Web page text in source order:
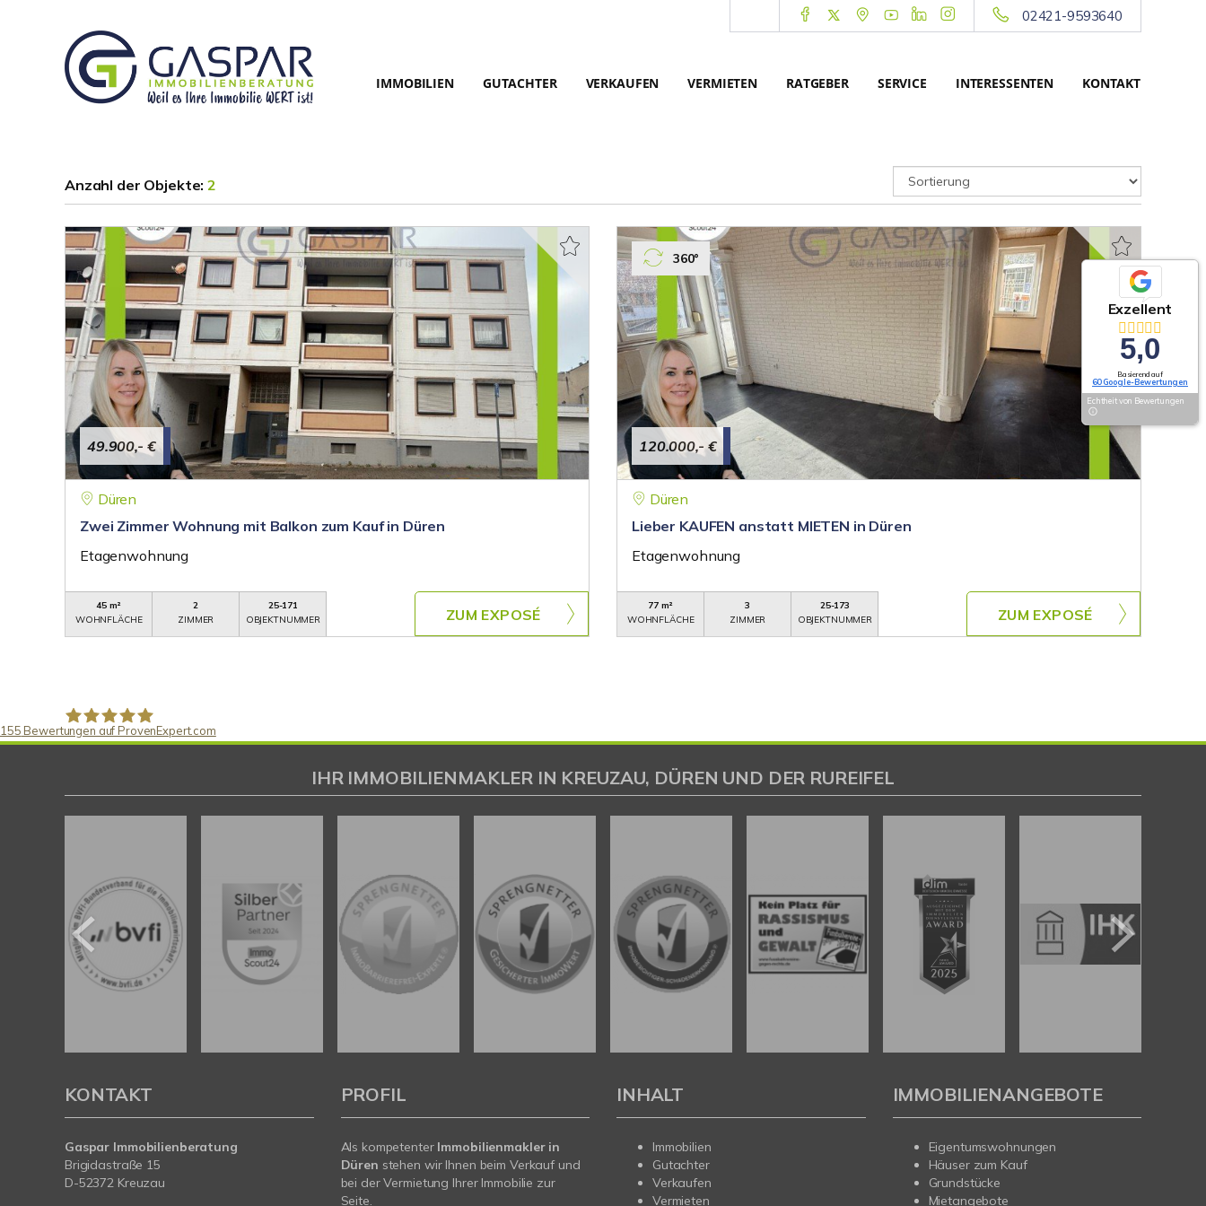
02421-9593640
IMMOBILIEN GUTACHTER VERKAUFEN VERMIETEN RATGEBER SERVICE INTERESSENTEN KONTAKT
Anzahl der Objekte:2
49.900,- €
Düren
Zwei Zimmer Wohnung mit Balkon zum Kauf in Düren
Etagenwohnung
45 m²
WOHNFLÄCHE
2
ZIMMER
25-171
OBJEKTNUMMER
ZUM EXPOSÉ
120.000,- €
360°
Düren
Lieber KAUFEN anstatt MIETEN in Düren
Etagenwohnung
77 m²
WOHNFLÄCHE
3
ZIMMER
25-173
OBJEKTNUMMER
ZUM EXPOSÉ
Exzellent
5,0
Basierend auf
60 Google-Bewertungen
Echtheit von Bewertungen
155 Bewertungen auf ProvenExpert.com
IHR IMMOBILIENMAKLER IN KREUZAU, DÜREN UND DER RUREIFEL
KONTAKT
Gaspar Immobilienberatung
Brigidastraße 15
D-52372 Kreuzau
PROFIL
Als kompetenter Immobilienmakler in
Düren stehen wir Ihnen beim Verkauf und
bei der Vermietung Ihrer Immobilie zur
Seite.
INHALT
Immobilien
Gutachter
Verkaufen
Vermieten
IMMOBILIENANGEBOTE
Eigentumswohnungen
Häuser zum Kauf
Grundstücke
Mietangebote